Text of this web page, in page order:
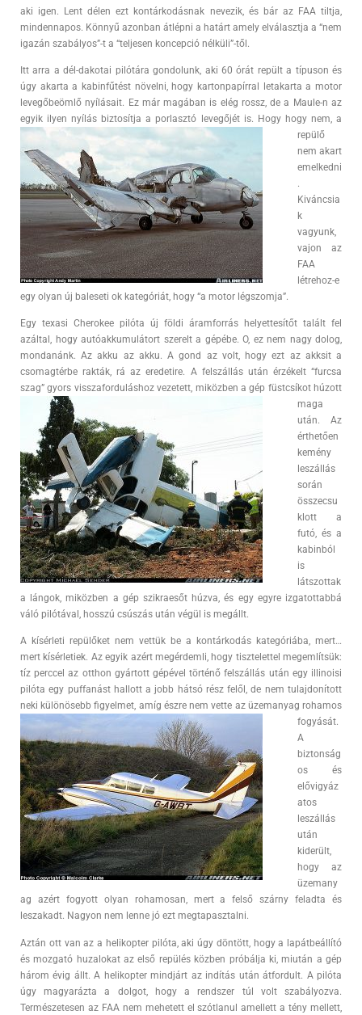
aki igen. Lent délen ezt kontárkodásnak nevezik, és bár az FAA tiltja,
mindennapos. Könnyű azonban átlépni a határt amely elválasztja a “nem
igazán szabályos”-t a “teljesen koncepció nélküli”-től.
Itt arra a dél-dakotai pilótára gondolunk, aki 60 órát repült a típuson és
úgy akarta a kabinfűtést növelni, hogy kartonpapírral letakarta a motor
levegőbeömlő nyílásait. Ez már magában is elég rossz, de a Maule-n az
egyik ilyen nyílás biztosítja a porlasztó levegőjét is. Hogy hogy nem, a
repülő
nem akart
emelkedni
.
Kiváncsia
k
vagyunk,
vajon az
FAA
létrehoz-e
egy olyan új baleseti ok kategóriát, hogy “a motor légszomja”.
Egy texasi Cherokee pilóta új földi áramforrás helyettesítőt talált fel
azáltal, hogy autóakkumulátort szerelt a gépébe. O, ez nem nagy dolog,
mondanánk. Az akku az akku. A gond az volt, hogy ezt az akksit a
csomagtérbe rakták, rá az eredetire. A felszállás után érzékelt “furcsa
szag” gyors visszaforduláshozvezetett, miközben a gép füstcsíkot húzott
maga
után. Az
érthetően
kemény
leszállás
során
összecsu
klott a
futó, és a
kabinból
is
látszottak
a lángok, miközben a gép szikraesőt húzva, és egy egyre izgatottabbá
váló pilótával, hosszú csúszás után végül is megállt.
A kísérleti repülőket nem vettük be a kontárkodás kategóriába, mert…
mert kísérletiek. Az egyik azért megérdemli, hogy tisztelettel megemlítsük:
tíz perccel az otthon gyártott gépével történő felszállás után egy illinoisi
pilóta egy puffanást hallott a jobb hátsó rész felől, de nem tulajdonított
neki különösebb figyelmet, amíg észre nem vette az üzemanyag rohamos
fogyását.
A
biztonság
os és
elővigyáz
atos
leszállás
után
kiderült,
hogy az
üzemany
ag azért fogyott olyan rohamosan, mert a felső szárny feladta és
leszakadt. Nagyon nem lenne jó ezt megtapasztalni.
Aztán ott van az a helikopter pilóta, aki úgy döntött, hogy a lapátbeállító
és mozgató huzalokat az első repülés közben próbálja ki, miután a gép
három évig állt. A helikopter mindjárt az indítás után átfordult. A pilóta
úgy magyarázta a dolgot, hogy a rendszer túl volt szabályozva.
Természetesen az FAA nem mehetett el szótlanul amellett a tény mellett,